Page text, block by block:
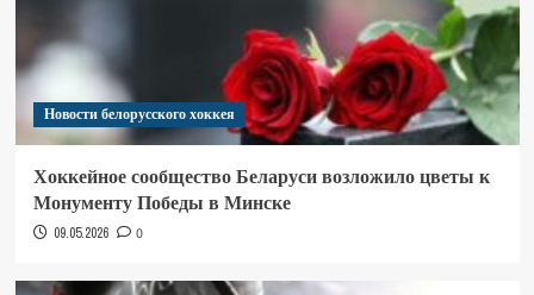
Новости белорусского хоккея
Хоккейное сообщество Беларуси возложило цветы к
Монументу Победы в Минске
09.05.2026 0